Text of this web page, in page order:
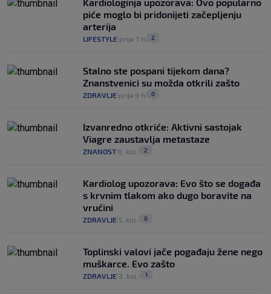
Kardiologinja upozorava: Ovo popularno
piće moglo bi pridonijeti začepljenju
arterija
LIFESTYLE prije 7 h 2
Stalno ste pospani tijekom dana?
Znanstvenici su možda otkrili zašto
ZDRAVLJE prije 9 h 0
Izvanredno otkriće: Aktivni sastojak
Viagre zaustavlja metastaze
ZNANOST 6. kol. 2
Kardiolog upozorava: Evo što se događa
s krvnim tlakom ako dugo boravite na
vrućini
ZDRAVLJE 5. kol. 0
Toplinski valovi jače pogađaju žene nego
muškarce. Evo zašto
ZDRAVLJE 3. kol. 1